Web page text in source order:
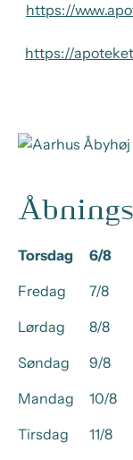
https://
https://
Torsdag 6/8
Fredag
7/8
Lørdag
8/8
Søndag
9/8
Mandag
10/8
Tirsdag
11/8